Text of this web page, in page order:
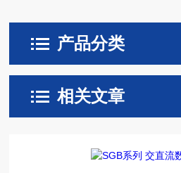
产品分类
相关文章